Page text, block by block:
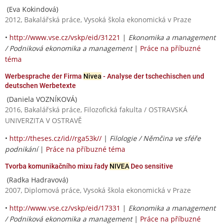
(Eva Kokindová)
2012, Bakalářská práce, Vysoká škola ekonomická v Praze
• http://www.vse.cz/vskp/eid/31221 | Ekonomika a management
/ Podniková ekonomika a management| Práce na příbuzné
téma
Werbesprache der Firma Nivea - Analyse der tschechischen und
deutschen Werbetexte
(Daniela VOZNÍKOVÁ)
2016, Bakalářská práce, Filozofická fakulta / OSTRAVSKÁ
UNIVERZITA V OSTRAVĚ
• http://theses.cz/id//rga53k// | Filologie / Němčina ve sféře
podnikání| Práce na příbuzné téma
Tvorba komunikačního mixu řady NIVEA Deo sensitive
(Radka Hadravová)
2007, Diplomová práce, Vysoká škola ekonomická v Praze
• http://www.vse.cz/vskp/eid/17331 | Ekonomika a management
/ Podniková ekonomika a management| Práce na příbuzné